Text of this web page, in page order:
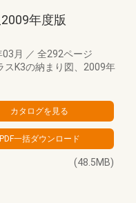
年度版
月 ／ 全292ページ
スK3の納まり図、2009年
(48.5MB)